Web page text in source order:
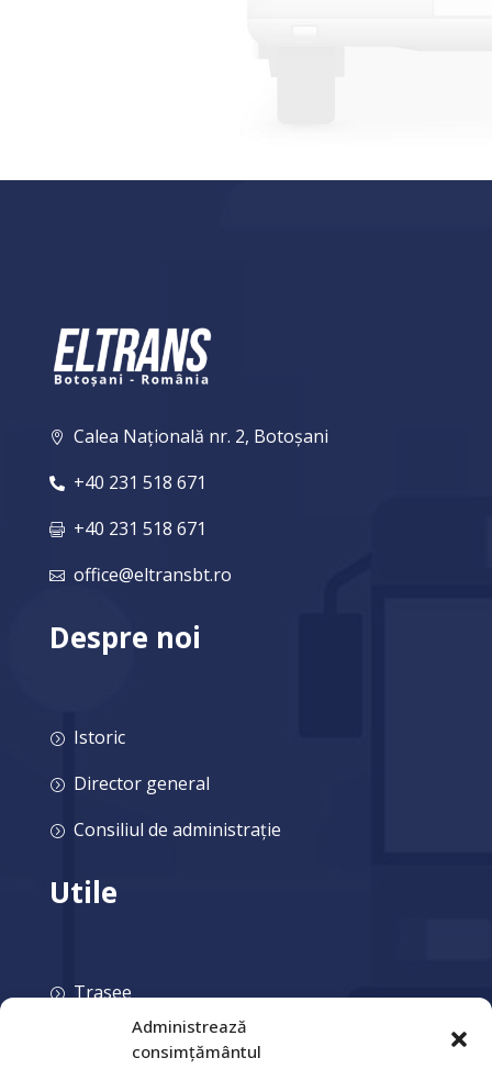
Administrează
consimțământul
 Calea Națională nr. 2, Botoșani
 +40 231 518 671
 +40 231 518 671
 office@eltransbt.ro
Despre noi
= Istoric
= Director general
= Consiliul de administrație
Utile
= Trasee